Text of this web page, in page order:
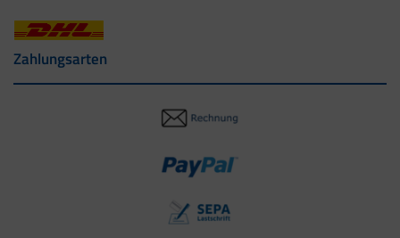
Zahlungsarten